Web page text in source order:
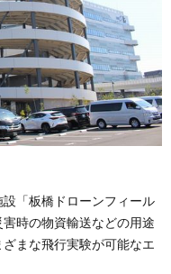
「板橋ドローンフィール
時の物資輸送などの用途
まな飛行実験が可能なエ